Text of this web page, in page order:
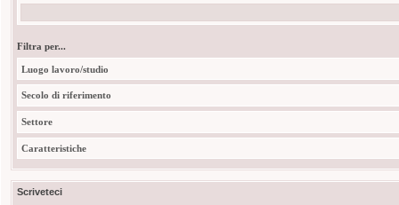
Filtra per...
Luogo lavoro/studio
Secolo di riferimento
Settore
Caratteristiche
Scriveteci